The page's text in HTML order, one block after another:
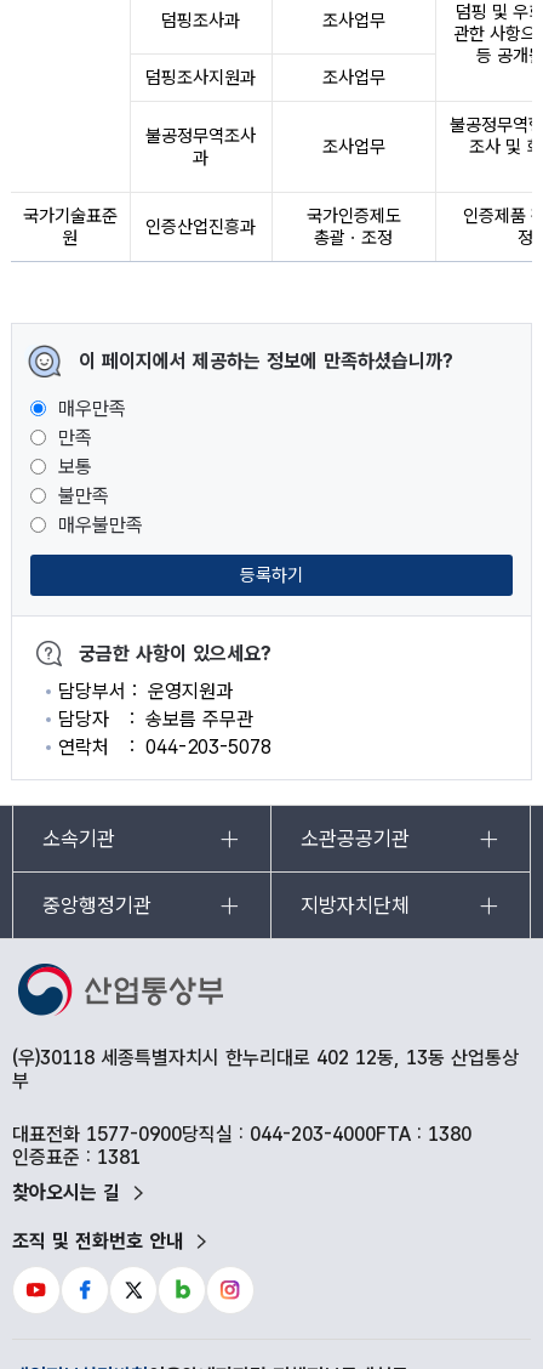
덤핑조사과 조사업무
덤핑 및 우
관한 사항으
등 공개
덤핑조사지원과
조사업무
불공정무역조사
과
조사업무
불공정무역
조사 및
국가기술표준
원
인증산업진흥과
국가인증제도
총괄ㆍ조정
인증제품
정
이 페이지에서 제공하는 정보에 만족하셨습니까?
매우만족
만족
보통
불만족
매우불만족
등록하기
궁금한 사항이 있으세요?
담당부서
운영지원과
담당자
송보름 주무관
연락처
044-203-5078
소속기관 소관공공기관
중앙행정기관 지방자치단체
(우)30118 세종특별자치시 한누리대로 402 12동, 13동 산업통상
부
대표전화 1577-0900당직실 : 044-203-4000FTA : 1380
인증표준 : 1381
찾아오시는 길
조직 및 전화번호 안내